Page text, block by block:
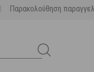
| Παρακολούθηση